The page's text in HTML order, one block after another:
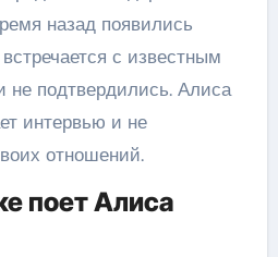
назад появились
с известным
не подтвердились. Алиса
интервью и не
отношений.
поет Алиса